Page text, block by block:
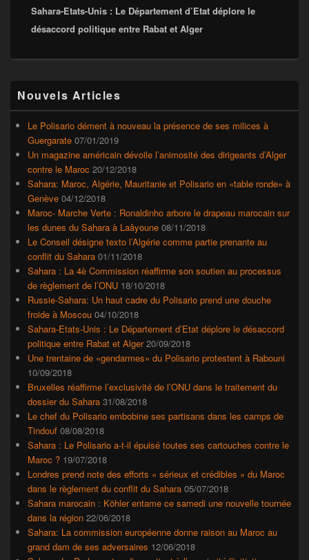
suivant :
Sahara-Etats-Unis : Le Département d’Etat déplore le
désaccord politique entre Rabat et Alger
principale
de
widget
barre
latérale
Nouvels Articles
Le Polisario dément à nouveau la présence de ses milices à
Guergarate 07/01/2019
Un magazine américain dévoile l’animosité des dirigeants d’Alger
contre le Maroc 20/12/2018
Sahara: Maroc, Algérie, Mauritanie et Polisario en «table ronde» à
Genève 04/12/2018
Maroc- Marche Verte : Ronaldinho arbore le drapeau marocain sur
les dunes du Sahara à Laâyoune 08/11/2018
Le Conseil désigne texto l’Algérie comme partie prenante au
conflit du Sahara 01/11/2018
Sahara : La 4è Commission réaffirme son soutien au processus
de règlement de l’ONU 18/10/2018
Russie-Sahara: Un haut cadre du Polisario prend une douche
froide à Moscou 04/10/2018
Sahara-Etats-Unis : Le Département d’Etat déplore le désaccord
politique entre Rabat et Alger 20/09/2018
Une trentaine de «gendarmes» du Polisario protestent à Rabouni
10/09/2018
Bruxelles réaffirme l’exclusivité de l’ONU dans le traitement du
dossier du Sahara 31/08/2018
Le chef du Polisario embobine ses partisans dans les camps de
Tindouf 08/08/2018
Sahara : Le Polisario a-t-il épuisé toutes ses cartouches contre le
Maroc ? 19/07/2018
Londres prend note des efforts « sérieux et crédibles » du Maroc
dans le règlement du conflit du Sahara 05/07/2018
Sahara marocain : Köhler entame ce samedi une nouvelle tournée
dans la région 22/06/2018
Sahara: La commission européenne donne raison au Maroc au
grand dam de ses adversaires 12/06/2018